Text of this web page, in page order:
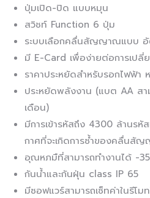
ปุ่มเปิด-ปิด แบบหมุน
สวิชท์ Function 6 ปุ่ม
ระบบเลือกคลื่นสัญญาณแบบ
มี E-Card เพื่อง่ายต่อการเปลี่
ราคาประหยัดสำหรับรอกไฟฟ้า
ประหยัดพลังงาน (แบต AA ส
เดือน)
มีการเข้ารหัสถึง 4300 ล้านร
กาศที่จะเกิดการซ้ำของคลื่นสั
อุณหภมืที่สามารถทำงานได้ -
กันน้ำและกันฝุ่น class IP 65
มีซอฟแวร์สามารถเซ็ทค่าในรีโ